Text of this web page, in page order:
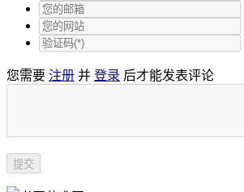
您需要 注册 并 登录 后才能发表评论